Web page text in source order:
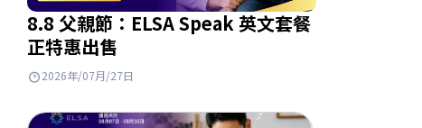
8.8 父親節：ELSA Speak 英文套餐
正特惠出售
2026年/07月/27日